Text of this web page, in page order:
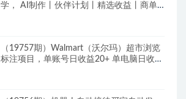
学， AI制作丨伙伴计划丨精选收益丨商单
（19757期）Walmart（沃尔玛）超市浏览
标注项目，单账号日收益20+ 单电脑日收益